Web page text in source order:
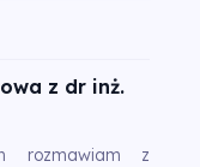
z dr inż.
rozmawiam z